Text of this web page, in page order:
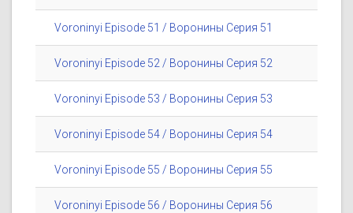
Voroninyi Episode 51 / Воронины Серия 51
Voroninyi Episode 52 / Воронины Серия 52
Voroninyi Episode 53 / Воронины Серия 53
Voroninyi Episode 54 / Воронины Серия 54
Voroninyi Episode 55 / Воронины Серия 55
Voroninyi Episode 56 / Воронины Серия 56